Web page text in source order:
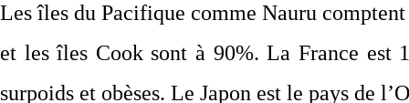
Les îles du Pacifique comme Nauru
et les îles Cook sont à 90%. La France est
surpoids et obèses. Le Japon est le pays de